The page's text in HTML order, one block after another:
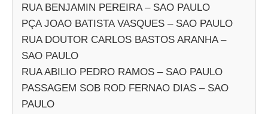
RUA BENJAMIN PEREIRA – SAO PAULO
PÇA JOAO BATISTA VASQUES – SAO PAULO
RUA DOUTOR CARLOS BASTOS ARANHA –
SAO PAULO
RUA ABILIO PEDRO RAMOS – SAO PAULO
PASSAGEM SOB ROD FERNAO DIAS – SAO
PAULO